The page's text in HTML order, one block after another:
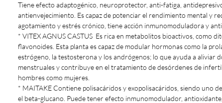
Tiene efecto adaptogénico, neuroprotector, anti-fatiga,
antienvejecimiento. Es capaz de potenciar el rendimiento mental y
agotamiento y estrés crónico, tiene acción inmunomoduladora y
* VITEX AGNUS CASTUS Es rica en metabolitos bioactivos, como
flavonoides. Esta planta es capaz de modular hormonas como la
estrógeno, la testosterona y los andrógenos; lo que ayuda a aliviar
menstruales y contribuye en el tratamiento de desórdenes de
hombres como mujeres.
* MAITAKE Contiene polisacáridos y exopolisacáridos, siendo uno
el beta-glucano. Puede tener efecto inmunomodulador,